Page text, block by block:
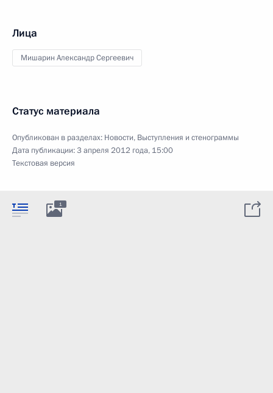
Лица
Мишарин Александр Сергеевич
Статус материала
Опубликован в разделах: Новости, Выступления и стенограммы
Дата публикации:3 апреля 2012 года, 15:00
Текстовая версия
1